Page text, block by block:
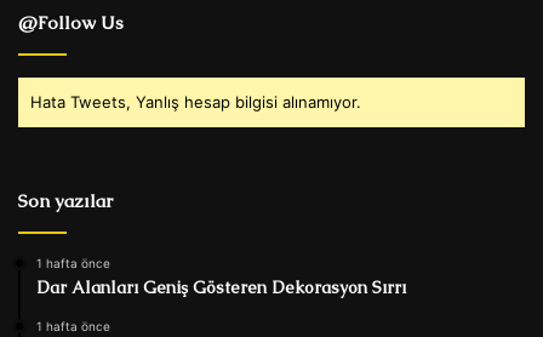
@Follow Us
Hata Tweets, Yanlış hesap bilgisi alınamıyor.
Son yazılar
1 hafta önce
Dar Alanları Geniş Gösteren Dekorasyon Sırrı
1 hafta önce